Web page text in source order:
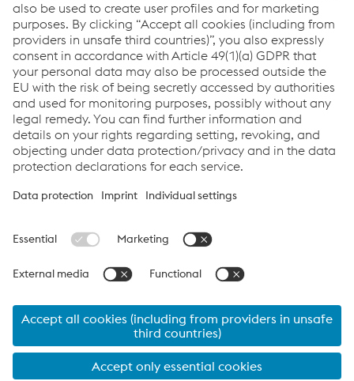
Downloads
Welding Solutions For Oil & Gas Upstream
PDF | 1,76 MB
Links
Assistenza e supporto
Carriera
Termini e condizioni
Code of Conduct
Protezione dei dati
Cookie settings
Language